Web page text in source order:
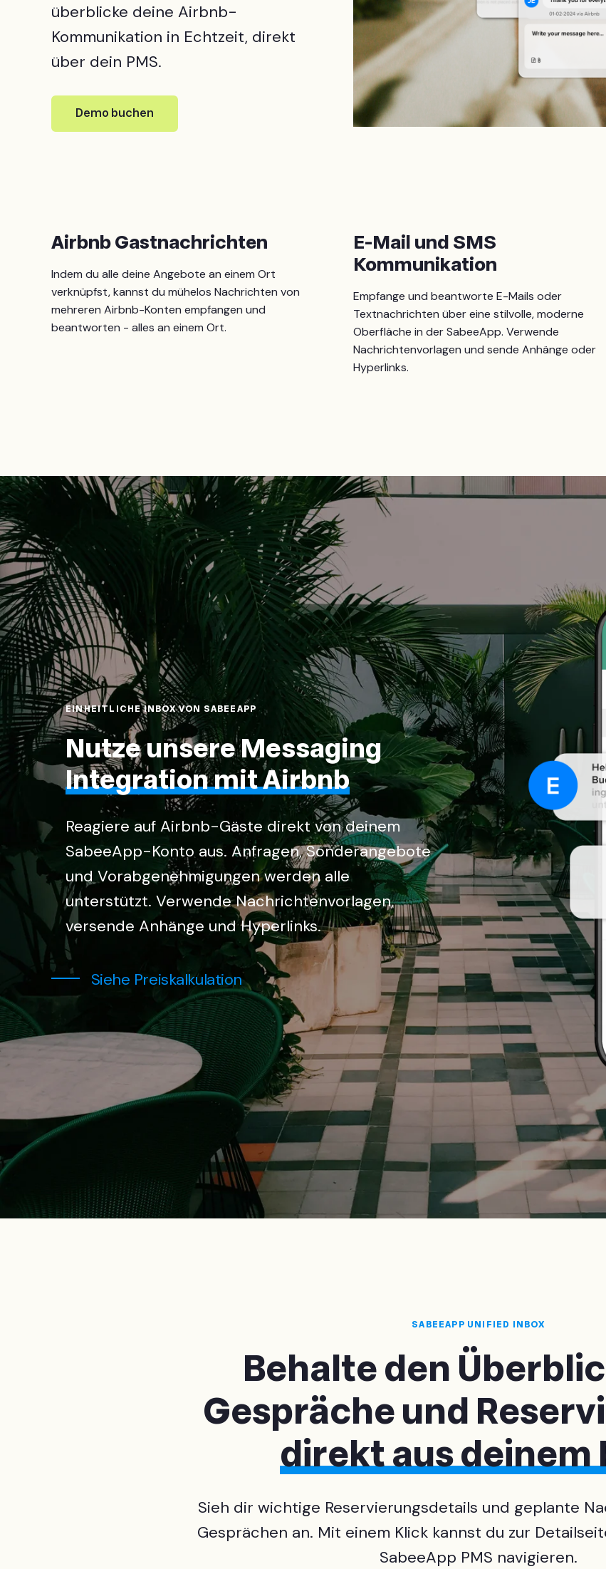
überblicke deine Airbnb-
Kommunikation in Echtzeit, direkt
über dein PMS.
Demo buchen
Airbnb Gastnachrichten
Indem du alle deine Angebote an einem Ort
verknüpfst, kannst du mühelos Nachrichten von
mehreren Airbnb-Konten empfangen und
beantworten - alles an einem Ort.
E-Mail und SMS
Kommunikation
Empfange und beantworte E-Mails oder
Textnachrichten über eine stilvolle, moderne
Oberfläche in der SabeeApp. Verwende
Nachrichtenvorlagen und sende Anhänge oder
Hyperlinks.
EINHEITLICHE INBOX VON SABEEAPP
Nutze unsere Messaging
Integration mit Airbnb
Reagiere auf Airbnb-Gäste direkt von deinem
SabeeApp-Konto aus. Anfragen, Sonderangebote
und Vorabgenehmigungen werden alle
unterstützt. Verwende Nachrichtenvorlagen,
versende Anhänge und Hyperlinks.
Siehe Preiskalkulation
SABEEAPP UNIFIED INBOX
Behalte den
Gespräche und
direkt aus deinem
Sieh dir wichtige Reservierungsdetails und geplante
Gesprächen an. Mit einem Klick kannst du zur
SabeeApp PMS navigieren.